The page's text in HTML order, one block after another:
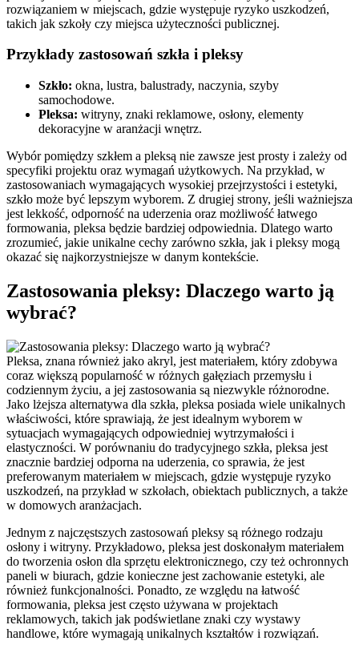
rozwiązaniem w miejscach, gdzie występuje ryzyko uszkodzeń,
takich jak szkoły czy miejsca użyteczności publicznej.
Przykłady zastosowań szkła i pleksy
Szkło: okna, lustra, balustrady, naczynia, szyby
samochodowe.
Pleksa: witryny, znaki reklamowe, osłony, elementy
dekoracyjne w aranżacji wnętrz.
Wybór pomiędzy szkłem a pleksą nie zawsze jest prosty i zależy od
specyfiki projektu oraz wymagań użytkowych. Na przykład, w
zastosowaniach wymagających wysokiej przejrzystości i estetyki,
szkło może być lepszym wyborem. Z drugiej strony, jeśli ważniejsza
jest lekkość, odporność na uderzenia oraz możliwość łatwego
formowania, pleksa będzie bardziej odpowiednia. Dlatego warto
zrozumieć, jakie unikalne cechy zarówno szkła, jak i pleksy mogą
okazać się najkorzystniejsze w danym kontekście.
Zastosowania pleksy: Dlaczego warto ją
wybrać?
Pleksa, znana również jako akryl, jest materiałem, który zdobywa
coraz większą popularność w różnych gałęziach przemysłu i
codziennym życiu, a jej zastosowania są niezwykle różnorodne.
Jako lżejsza alternatywa dla szkła, pleksa posiada wiele unikalnych
właściwości, które sprawiają, że jest idealnym wyborem w
sytuacjach wymagających odpowiedniej wytrzymałości i
elastyczności. W porównaniu do tradycyjnego szkła, pleksa jest
znacznie bardziej odporna na uderzenia, co sprawia, że jest
preferowanym materiałem w miejscach, gdzie występuje ryzyko
uszkodzeń, na przykład w szkołach, obiektach publicznych, a także
w domowych aranżacjach.
Jednym z najczęstszych zastosowań pleksy są różnego rodzaju
osłony i witryny. Przykładowo, pleksa jest doskonałym materiałem
do tworzenia osłon dla sprzętu elektronicznego, czy też ochronnych
paneli w biurach, gdzie konieczne jest zachowanie estetyki, ale
również funkcjonalności. Ponadto, ze względu na łatwość
formowania, pleksa jest często używana w projektach
reklamowych, takich jak podświetlane znaki czy wystawy
handlowe, które wymagają unikalnych kształtów i rozwiązań.